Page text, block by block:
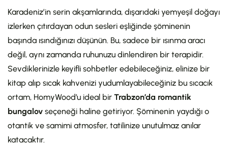
Karadeniz’in serin akşamlarında, dışarıdaki yemyeşil doğayı
izlerken çıtırdayan odun sesleri eşliğinde şöminenin
başında ısındığınızı düşünün. Bu, sadece bir ısınma aracı
değil, aynı zamanda ruhunuzu dinlendiren bir terapidir.
Sevdiklerinizle keyifli sohbetler edebileceğiniz, elinize bir
kitap alıp sıcak kahvenizi yudumlayabileceğiniz bu sıcacık
ortam, HomyWood’u ideal bir Trabzon’da romantik
bungalov seçeneği haline getiriyor. Şöminenin yaydığı o
otantik ve samimi atmosfer, tatilinize unutulmaz anılar
katacaktır.